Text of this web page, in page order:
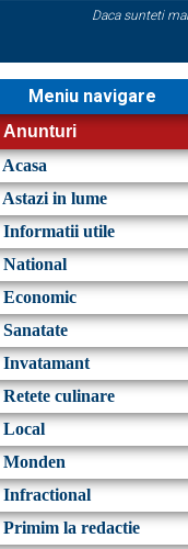
Daca sunteti
Meniu navigare
Anunturi
Acasa
Astazi in lume
Informatii utile
National
Economic
Sanatate
Invatamant
Retete culinare
Local
Monden
Infractional
Primim la redactie